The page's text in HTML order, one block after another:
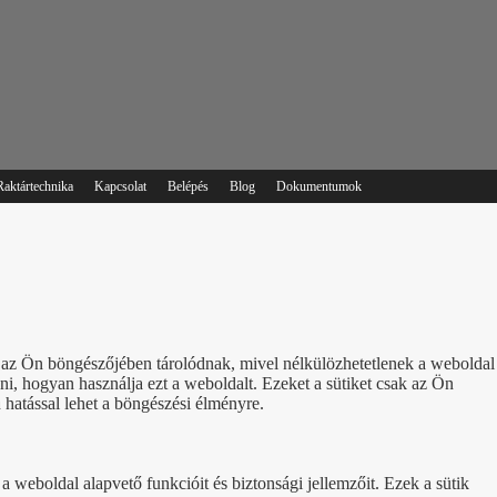
Kapcsolat Belépés Blog Dokumentumok
Ön böngészőjében tárolódnak, mivel nélkülözhetetlenek a weboldal
hogyan használja ezt a weboldalt. Ezeket a sütiket csak az Ön
lehet a böngészési élményre.
weboldal alapvető funkcióit és biztonsági jellemzőit. Ezek a sütik